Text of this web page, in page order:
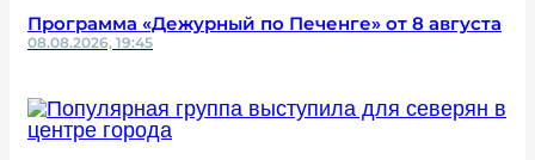
Программа «Дежурный по Печенге» от 8 августа
08.08.2026, 19:45